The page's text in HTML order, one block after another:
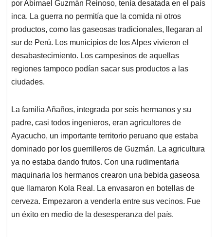
por Abimael Guzmán Reinoso, tenía desatada en el país
inca. La guerra no permitía que la comida ni otros
productos, como las gaseosas tradicionales, llegaran al
sur de Perú. Los municipios de los Alpes vivieron el
desabastecimiento. Los campesinos de aquellas
regiones tampoco podían sacar sus productos a las
ciudades.
La familia Añaños, integrada por seis hermanos y su
padre, casi todos ingenieros, eran agricultores de
Ayacucho, un importante territorio peruano que estaba
dominado por los guerrilleros de Guzmán. La agricultura
ya no estaba dando frutos. Con una rudimentaria
maquinaria los hermanos crearon una bebida gaseosa
que llamaron Kola Real. La envasaron en botellas de
cerveza. Empezaron a venderla entre sus vecinos. Fue
un éxito en medio de la desesperanza del país.